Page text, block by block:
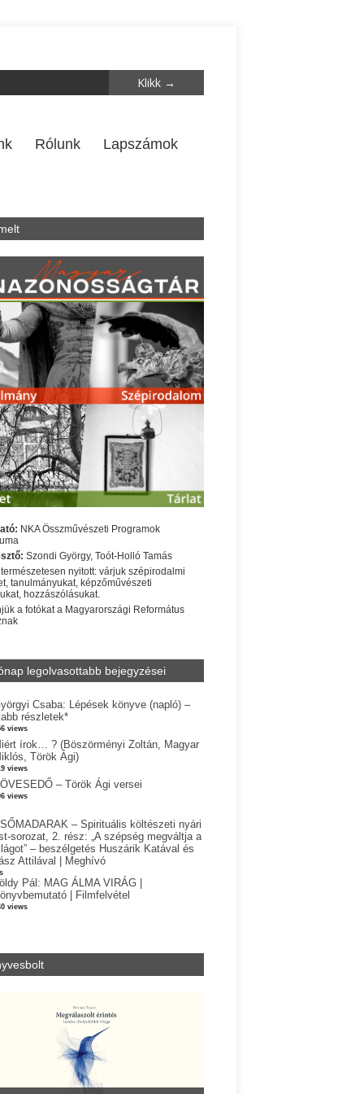
Rólunk
Lapszámok
NKA Összművészeti Programok
Szondi György, Toót-Holló Tamás
nyitott: várjuk szépirodalmi
tanulmányukat, képzőművészeti
hozzászólásukat.
a fotókat a Magyarországi Református
legolvasottabb bejegyzései
Csaba: Lépések könyve (napló) –
részletek*
views
írok… ? (Böszörményi Zoltán, Magyar
Török Ági)
views
– Török Ági versei
views
– Spirituális költészeti nyári
sorozat, 2. rész: „A szépség megváltja a
– beszélgetés Huszárik Katával és
Attilával | Meghívó
Pál: MAG ÁLMA VIRÁG |
| Filmfelvétel
views